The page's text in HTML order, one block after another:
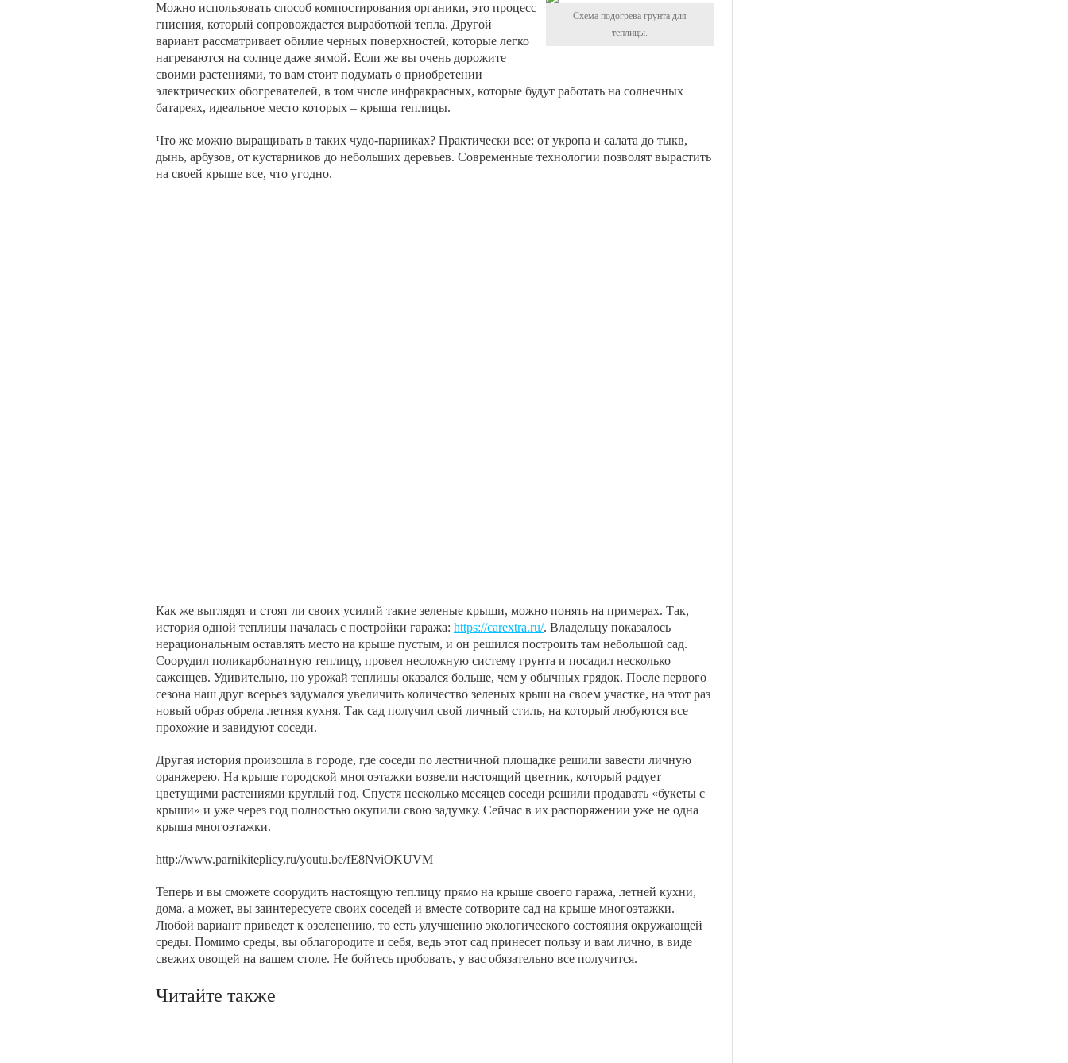
Схема подогрева грунта для
теплицы.
Можно использовать способ компостирования органики, это процесс
гниения, который сопровождается выработкой тепла. Другой
вариант рассматривает обилие черных поверхностей, которые легко
нагреваются на солнце даже зимой. Если же вы очень дорожите
своими растениями, то вам стоит подумать о приобретении
электрических обогревателей, в том числе инфракрасных, которые будут работать на солнечных
батареях, идеальное место которых – крыша теплицы.
Что же можно выращивать в таких чудо-парниках? Практически все: от укропа и салата до тыкв,
дынь, арбузов, от кустарников до небольших деревьев. Современные технологии позволят вырастить
на своей крыше все, что угодно.
Как же выглядят и стоят ли своих усилий такие зеленые крыши, можно понять на примерах. Так,
история одной теплицы началась с постройки гаража: https://carextra.ru/. Владельцу показалось
нерациональным оставлять место на крыше пустым, и он решился построить там небольшой сад.
Соорудил поликарбонатную теплицу, провел несложную систему грунта и посадил несколько
саженцев. Удивительно, но урожай теплицы оказался больше, чем у обычных грядок. После первого
сезона наш друг всерьез задумался увеличить количество зеленых крыш на своем участке, на этот раз
новый образ обрела летняя кухня. Так сад получил свой личный стиль, на который любуются все
прохожие и завидуют соседи.
Другая история произошла в городе, где соседи по лестничной площадке решили завести личную
оранжерею. На крыше городской многоэтажки возвели настоящий цветник, который радует
цветущими растениями круглый год. Спустя несколько месяцев соседи решили продавать «букеты с
крыши» и уже через год полностью окупили свою задумку. Сейчас в их распоряжении уже не одна
крыша многоэтажки.
http://www.parnikiteplicy.ru/youtu.be/fE8NviOKUVM
Теперь и вы сможете соорудить настоящую теплицу прямо на крыше своего гаража, летней кухни,
дома, а может, вы заинтересуете своих соседей и вместе сотворите сад на крыше многоэтажки.
Любой вариант приведет к озеленению, то есть улучшению экологического состояния окружающей
среды. Помимо среды, вы облагородите и себя, ведь этот сад принесет пользу и вам лично, в виде
свежих овощей на вашем столе. Не бойтесь пробовать, у вас обязательно все получится.
Читайте также